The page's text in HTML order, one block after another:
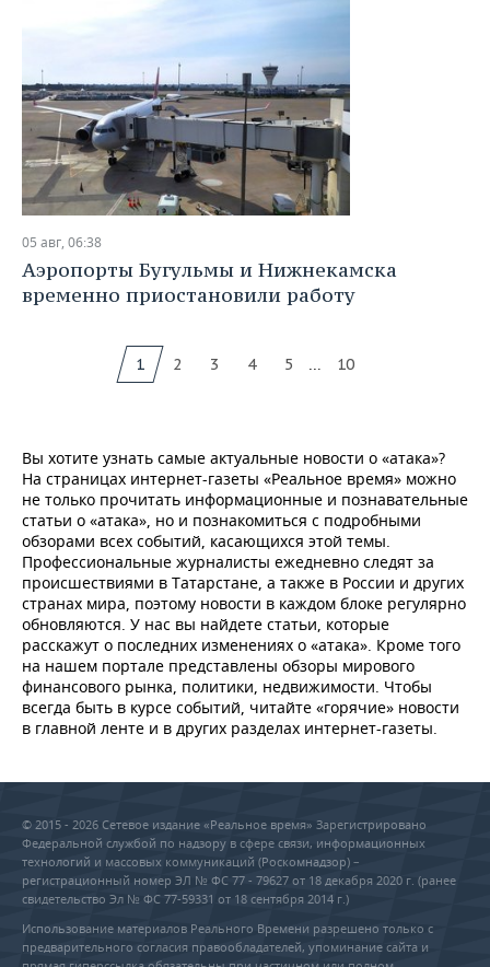
05 авг, 06:38
Аэропорты Бугульмы и Нижнекамска
временно приостановили работу
1 2 3 4 5 ... 10
Вы хотите узнать самые актуальные новости о «атака»?
На страницах интернет-газеты «Реальное время» можно
не только прочитать информационные и познавательные
статьи о «атака», но и познакомиться с подробными
обзорами всех событий, касающихся этой темы.
Профессиональные журналисты ежедневно следят за
происшествиями в Татарстане, а также в России и других
странах мира, поэтому новости в каждом блоке регулярно
обновляются. У нас вы найдете статьи, которые
расскажут о последних изменениях о «атака». Кроме того
на нашем портале представлены обзоры мирового
финансового рынка, политики, недвижимости. Чтобы
всегда быть в курсе событий, читайте «горячие» новости
в главной ленте и в других разделах интернет-газеты.
© 2015 - 2026 Сетевое издание «Реальное время» Зарегистрировано
Федеральной службой по надзору в сфере связи, информационных
технологий и массовых коммуникаций (Роскомнадзор) –
регистрационный номер ЭЛ № ФС 77 - 79627 от 18 декабря 2020 г. (ранее
свидетельство Эл № ФС 77-59331 от 18 сентября 2014 г.)
Использование материалов Реального Времени разрешено только с
предварительного согласия правообладателей, упоминание сайта и